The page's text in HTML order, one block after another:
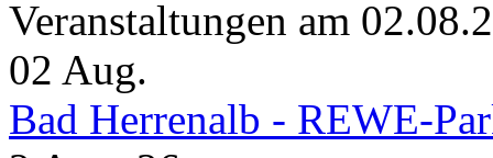
Veranstaltungen am
02 Aug.
Bad Herrenalb - REWE-